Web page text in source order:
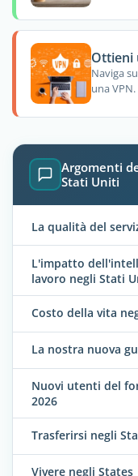
Ottieni
Naviga
una VPN.
Argomenti
Stati Uniti
La qualità del
L'impatto
lavoro negli Stati
Costo della vita
La nostra nuova
Nuovi utenti del
2026
Trasferirsi negli
Vivere negli States